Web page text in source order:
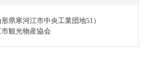
県寒河江市中央工業団地51）
観光物産協会